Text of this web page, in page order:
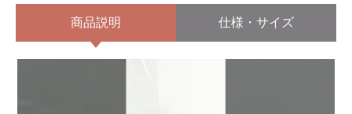
商品説明 仕様・サイズ